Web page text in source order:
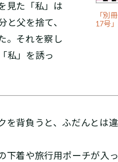
「別
17号
見た「私」は
と父を捨て、
。それを察し
私」を誘っ
背負うと、ふだんとは
着や旅行用ポーチが入